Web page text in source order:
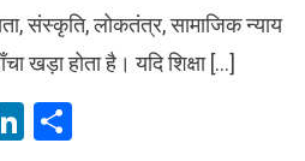
संस्कृति, लोकतंत्र, सामाजिक न्याय
खड़ा होता है। यदि शिक्षा […]
LinkedIn